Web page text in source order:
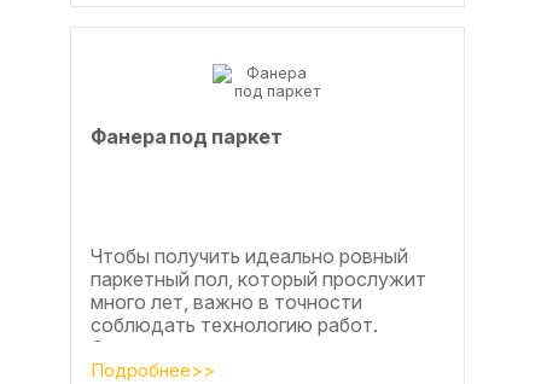
Фанера под паркет
Чтобы получить идеально ровный
паркетный пол, который прослужит
много лет, важно в точности
соблюдать технологию работ.
Сегодня одним из самых простых и
эффективных методов считается...
Подробнее>>